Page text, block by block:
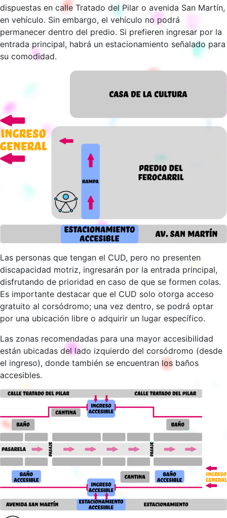
dispuestas en calle Tratado del Pilar o avenida San Martín,
en vehículo. Sin embargo, el vehículo no podrá
permanecer dentro del predio. Si prefieren ingresar por la
entrada principal, habrá un estacionamiento señalado para
su comodidad.
Las personas que tengan el CUD, pero no presenten
discapacidad motriz, ingresarán por la entrada principal,
disfrutando de prioridad en caso de que se formen colas.
Es importante destacar que el CUD solo otorga acceso
gratuito al corsódromo; una vez dentro, se podrá optar
por una ubicación libre o adquirir un lugar específico.
Las zonas recomendadas para una mayor accesibilidad
están ubicadas del lado izquierdo del corsódromo (desde
el ingreso), donde también se encuentran los baños
accesibles.